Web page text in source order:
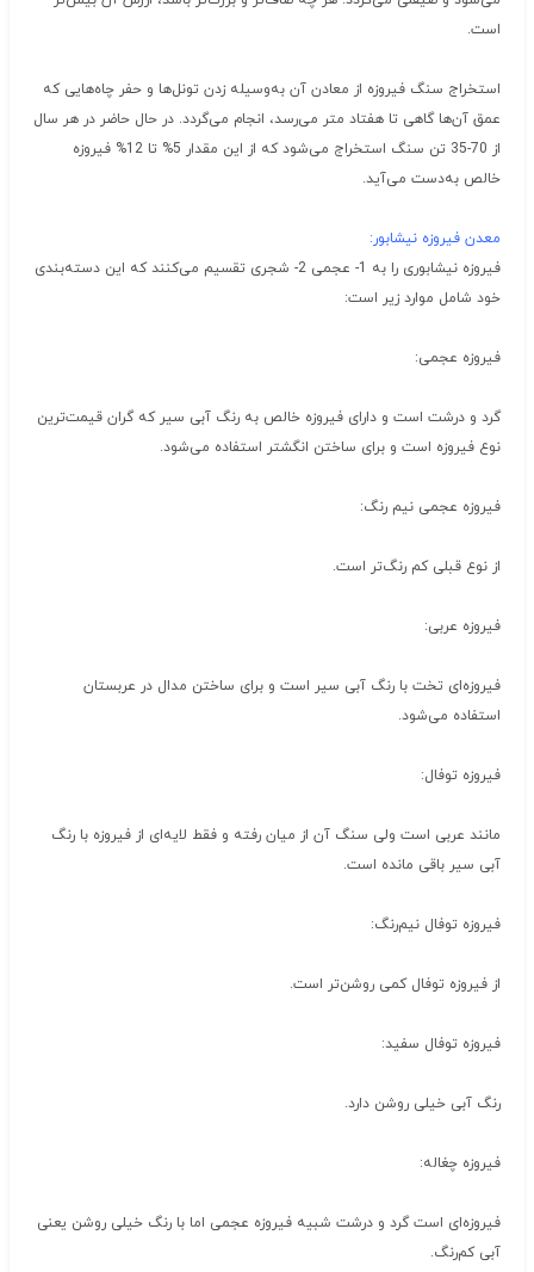
است.
استخراج سنگ فیروزه از معادن آن به‌وسیله زدن تونل‌ها و حفر چاه‌هایی که
عمق آن‌ها گاهی تا هفتاد متر می‌رسد، انجام می‌گردد. در حال حاضر در هر سال
از 70-35 تن سنگ استخراج می‌شود که از این مقدار 5% تا 12% فیروزه
خالص به‌دست می‌آید.
معدن فیروزه نیشابور:
فیروزه نیشابوری را به 1- عجمی 2- شجری تقسیم می‌کنند که این دسته‌بندی
خود شامل موارد زیر است:
فیروزه عجمی:
گرد و درشت است و دارای فیروزه خالص به رنگ آبی سیر که گران قیمت‌ترین
نوع فیروزه است و برای ساختن انگشتر استفاده می‌شود.
فیروزه عجمی نیم رنگ:
از نوع قبلی کم رنگ‌تر است.
فیروزه عربی:
فیروزه‌ای تخت با رنگ آبی سیر است و برای ساختن مدال در عربستان
استفاده می‌شود.
فیروزه توفال:
مانند عربی است ولی سنگ آن از میان رفته و فقط لایه‌ای از فیروزه با رنگ
آبی سیر باقی مانده است.
فیروزه توفال نیم‌رنگ:
از فیروزه توفال کمی روشن‌تر است.
فیروزه توفال سفید:
رنگ آبی خیلی روشن دارد.
فیروزه چغاله:
فیروزه‌ای است گرد و درشت شبیه فیروزه عجمی اما با رنگ خیلی روشن یعنی
آبی کم‌رنگ.